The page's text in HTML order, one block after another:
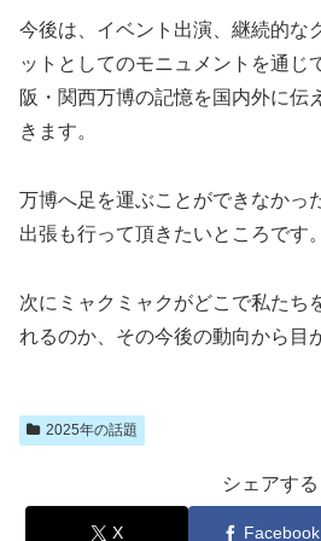
今後は、イベント出演、継続的な
ットとしてのモニュメントを通じ
阪・関西万博の記憶を国内外に伝
きます。
万博へ足を運ぶことができなかっ
出張も行って頂きたいところです。
次にミャクミャクがどこで私たち
れるのか、その今後の動向から目
2025年の話題
シェアする
X Facebook